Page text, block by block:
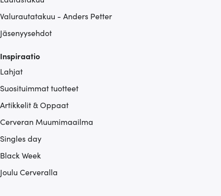
Valurautatakuu - Anders Petter
Jäsenyysehdot
Inspiraatio
Lahjat
Suosituimmat tuotteet
Artikkelit & Oppaat
Cerveran Muumimaailma
Singles day
Black Week
Joulu Cerveralla